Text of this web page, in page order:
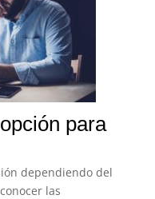
para
dependiendo del
las